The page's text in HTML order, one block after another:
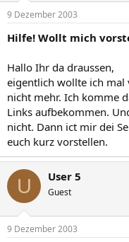
9 Dezember 2003
Hilfe! Wollt mich
Hallo Ihr da draussen,
eigentlich wollte ich mal
nicht mehr. Ich komme
Links aufbekommen.
nicht. Dann ict mir dei
euch kurz vorstellen.
U User 5
Guest
9 Dezember 2003